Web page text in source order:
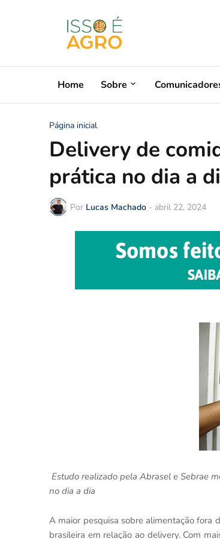
Home Sobre
Página inicial
Delivery de
prática no dia a
Por Lucas Machado - abril 22, 2024
Estudo realizado pela Abrasel e Sebrae
no dia a dia
A maior pesquisa sobre alimentação fora
brasileira em relação ao delivery. Com